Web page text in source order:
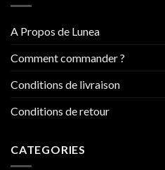
A Propos de Lunea
Comment commander ?
Conditions de livraison
Conditions de retour
CATEGORIES